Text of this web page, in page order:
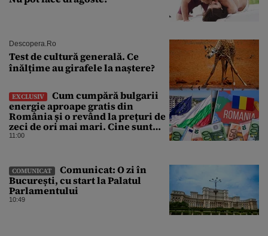
Descopera.ro
Test de cultură generală. Ce
înălțime au girafele la naștere?
EXCLUSIV
Cum cumpără bulgarii
energie aproape gratis din
România și o revând la prețuri de
zeci de ori mai mari. Cine sunt
noii „băieți deștepți” din energie
11:00
COMUNICAT
Comunicat: O zi în
București, cu start la Palatul
Parlamentului
10:49